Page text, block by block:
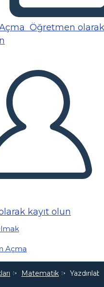
Öğretmen olarak
kayıt olun
Açma
Matematik